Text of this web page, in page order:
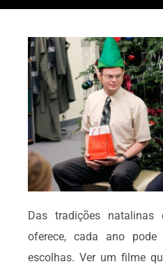
Das tradições
oferece, cada ano
escolhas. Ver um filme